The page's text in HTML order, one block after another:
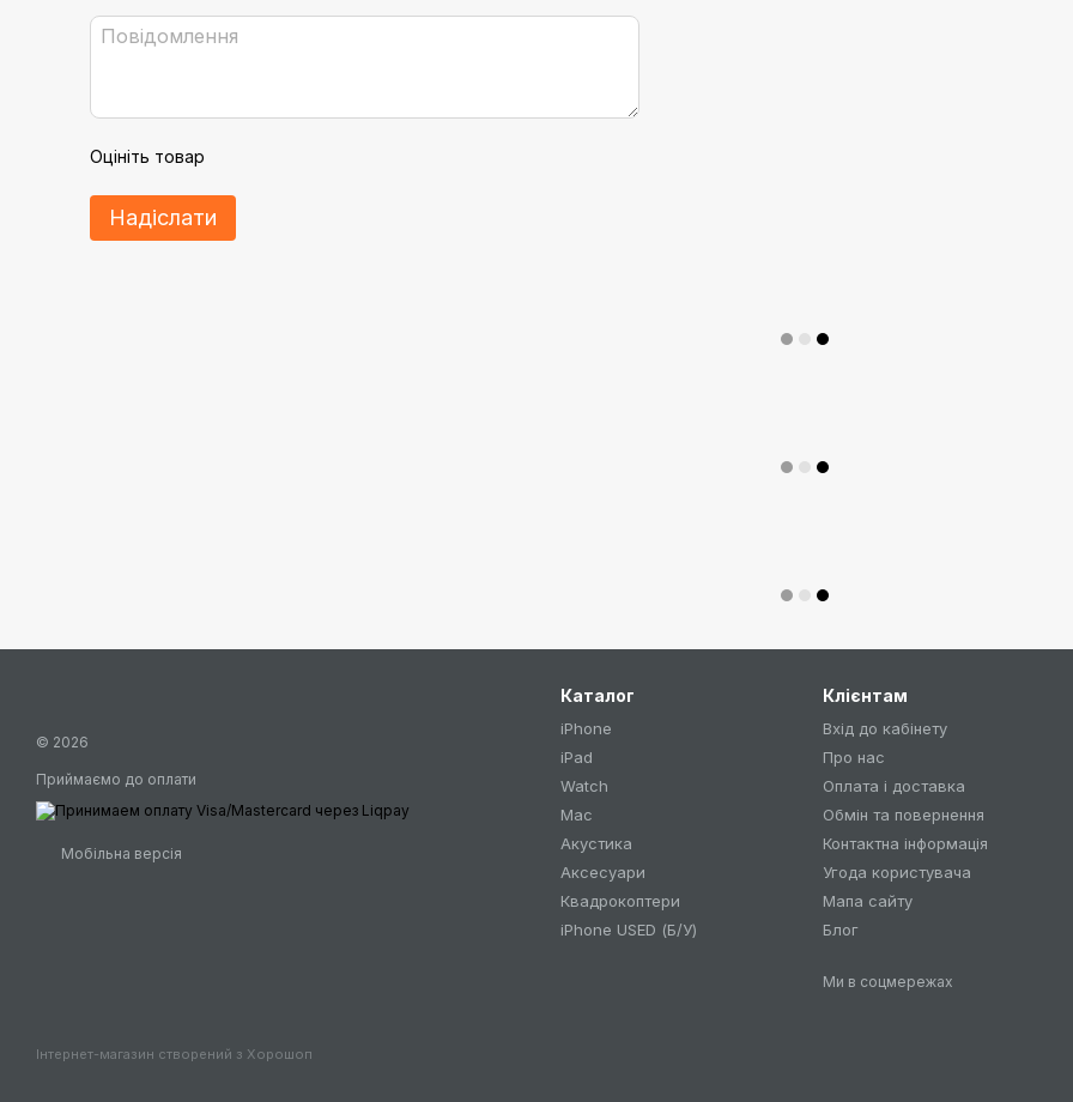
Оцініть товар
Надіслати
© 2026
Приймаємо до оплати
Мобільна версія
Інтернет-магазин створений з Хорошоп
Каталог
iPhone
iPad
Watch
Mac
Акустика
Аксесуари
Квадрокоптери
iPhone USED (Б/У)
Клієнтам
Вхід до кабінету
Про нас
Оплата і доставка
Обмін та повернення
Контактна інформація
Угода користувача
Мапа сайту
Блог
Ми в соцмережах